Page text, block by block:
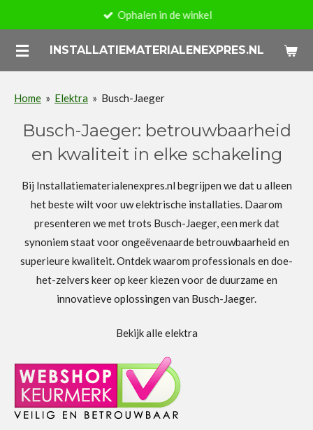
naar
de
INSTALLATIEMATERIALENEXPRES.NL
Ophalen in de winkel
Home » Elektra » Busch-Jaeger
Busch-Jaeger: betrouwbaarheid
en kwaliteit in elke schakeling
Bij Installatiematerialenexpres.nl begrijpen we dat u alleen
het beste wilt voor uw elektrische installaties. Daarom
presenteren we met trots Busch-Jaeger, een merk dat
synoniem staat voor ongeëvenaarde betrouwbaarheid en
superieure kwaliteit. Ontdek waarom professionals en doe-
het-zelvers keer op keer kiezen voor de duurzame en
innovatieve oplossingen van Busch-Jaeger.
Bekijk alle elektra